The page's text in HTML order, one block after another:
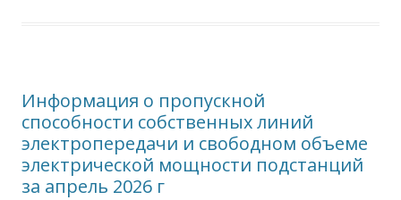
Информация о пропускной
способности собственных линий
электропередачи и свободном объеме
электрической мощности подстанций
за апрель 2026 г